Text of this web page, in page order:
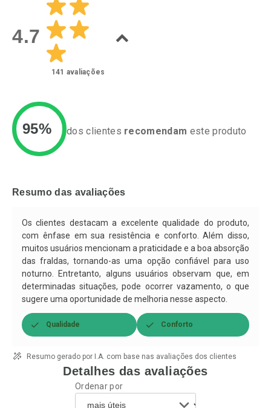
Laboratório
Por R$ 64,79/cada
Por Menos
Comprar sem Desconto
Por R$ 64,79/cada
Por R$ 76,94/cada
4.7
141 avaliações
95% dos clientes recomendam este produto
Resumo das avaliações
Os clientes destacam a excelente qualidade do produto,
com ênfase em sua resistência e conforto. Além disso,
muitos usuários mencionam a praticidade e a boa absorção
das fraldas, tornando-as uma opção confiável para uso
noturno. Entretanto, alguns usuários observam que, em
determinadas situações, pode ocorrer vazamento, o que
sugere uma oportunidade de melhoria nesse aspecto.
Qualidade Conforto
Resumo gerado por I.A. com base nas avaliações dos clientes
Detalhes das avaliações
Ordenar por